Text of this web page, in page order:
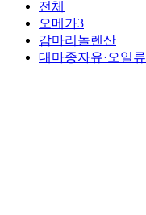
전체
오메가3
감마리놀렌산
대마종자유·오일류